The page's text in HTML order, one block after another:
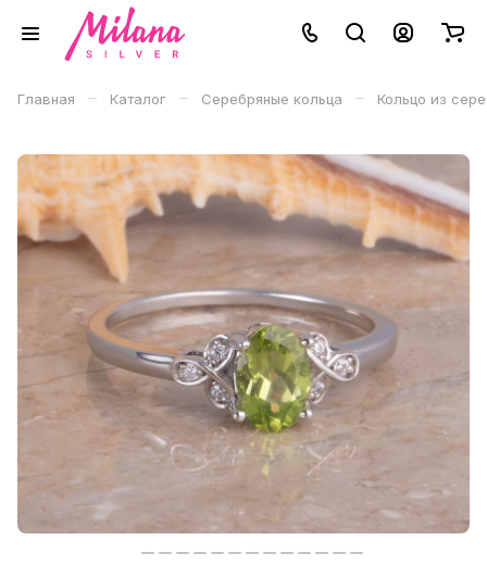
Главная – Каталог – Серебряные кольца – Кольцо из